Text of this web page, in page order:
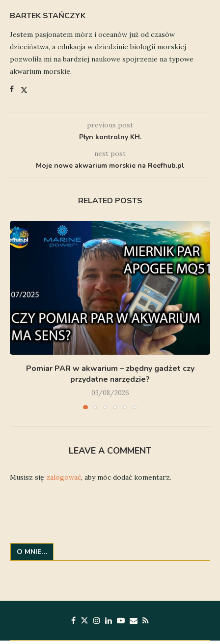
BARTEK STAŃCZYK
Jestem pasjonatem mórz i oceanów już od czasów
dzieciństwa, a edukacja w dziedzinie biologii morskiej
pozwoliła mi na bardziej naukowe spojrzenie na typowe
akwarium morskie.
previous post
Płyn kontrolny KH.
next post
Moje nowe akwarium morskie na Reefhub.pl
RELATED POSTS
Pomiar PAR w akwarium – zbędny gadżet czy
przydatne narzędzie?
03/08/2026
LEAVE A COMMENT
Musisz się zalogować, aby móc dodać komentarz.
O MNIE…